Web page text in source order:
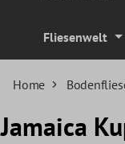
Fliesenwelt
Home
Jamaica